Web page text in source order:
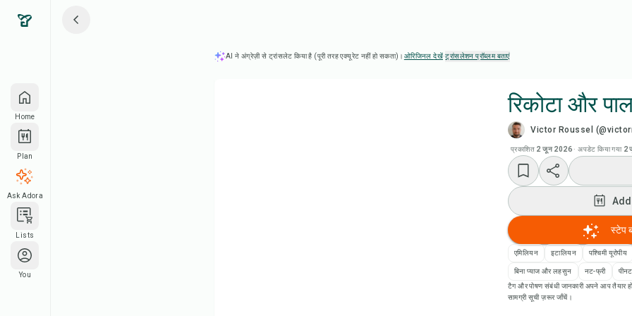
Home
Plan
Ask Adora
Lists
You
AI ने अंग्रेज़ी से ट्रांसलेट किया है (पूरी तरह एक्यूरेट नहीं हो सकता)। ओरिजिनल देखें·ट्रांसलेशन प्रॉब्लम बताएं
रिकोटा और
Victor Roussel
प्रकाशित 2 जून 2026 ·अपडेट किया गया 2
स्टेप
एमिलियन इटालियन पश्चिमी यूरोपीय
बिना प्याज और लहसुन नट-फ्री
टैग और पोषण संबंधी जानकारी अपने आप तैयार
सामग्री सूची ज़रूर जाँचें।